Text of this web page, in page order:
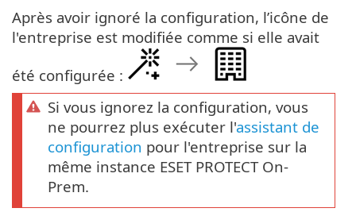
Après avoir ignoré la configuration, l’icône de
l'entreprise est modifiée comme si elle avait
été configurée :
Si vous ignorez la configuration, vous
ne pourrez plus exécuter l'assistant de
configuration pour l'entreprise sur la
même instance ESET PROTECT On-
Prem.